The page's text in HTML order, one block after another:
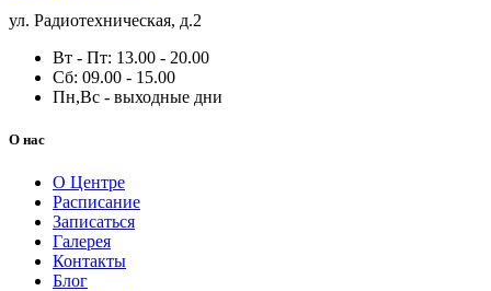
ул. Радиотехническая, д.2
Вт - Пт: 13.00 - 20.00
Сб: 09.00 - 15.00
Пн,Вс - выходные дни
О нас
О Центре
Расписание
Записаться
Галерея
Контакты
Блог